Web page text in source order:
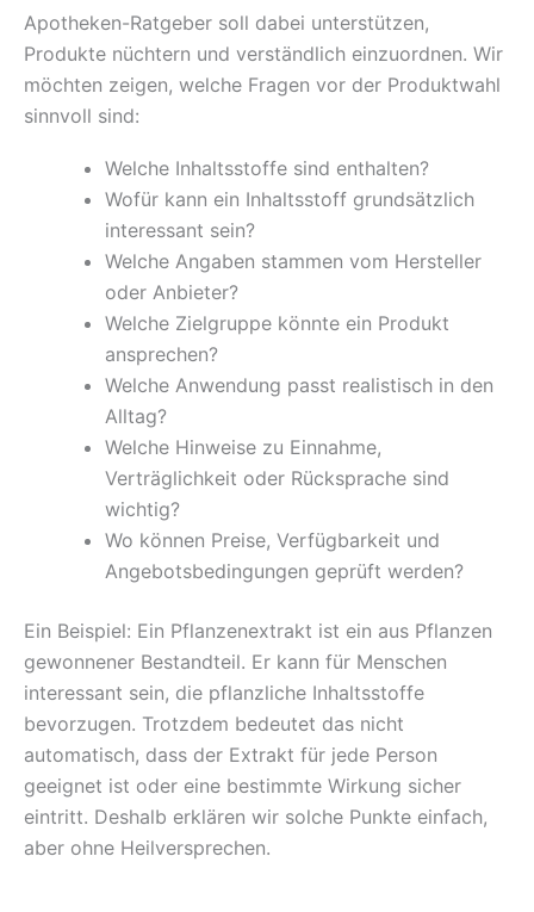
Apotheken-Ratgeber soll dabei unterstützen,
Produkte nüchtern und verständlich einzuordnen. Wir
möchten zeigen, welche Fragen vor der Produktwahl
sinnvoll sind:
Welche Inhaltsstoffe sind enthalten?
Wofür kann ein Inhaltsstoff grundsätzlich
interessant sein?
Welche Angaben stammen vom Hersteller
oder Anbieter?
Welche Zielgruppe könnte ein Produkt
ansprechen?
Welche Anwendung passt realistisch in den
Alltag?
Welche Hinweise zu Einnahme,
Verträglichkeit oder Rücksprache sind
wichtig?
Wo können Preise, Verfügbarkeit und
Angebotsbedingungen geprüft werden?
Ein Beispiel: Ein Pflanzenextrakt ist ein aus Pflanzen
gewonnener Bestandteil. Er kann für Menschen
interessant sein, die pflanzliche Inhaltsstoffe
bevorzugen. Trotzdem bedeutet das nicht
automatisch, dass der Extrakt für jede Person
geeignet ist oder eine bestimmte Wirkung sicher
eintritt. Deshalb erklären wir solche Punkte einfach,
aber ohne Heilversprechen.